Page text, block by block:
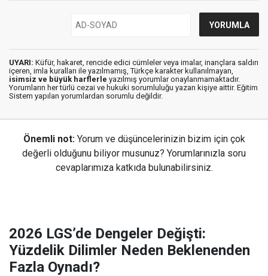
UYARI: Küfür, hakaret, rencide edici cümleler veya imalar, inançlara saldırı
içeren, imla kuralları ile yazılmamış, Türkçe karakter kullanılmayan,
isimsiz ve büyük harflerle yazılmış yorumlar onaylanmamaktadır.
Yorumların her türlü cezai ve hukuki sorumluluğu yazan kişiye aittir. Eğitim
Sistem yapılan yorumlardan sorumlu değildir.
Önemli not: Yorum ve düşüncelerinizin bizim için çok
değerli olduğunu biliyor musunuz? Yorumlarınızla soru
cevaplarımıza katkıda bulunabilirsiniz.
2026 LGS’de Dengeler Değişti:
Yüzdelik Dilimler Neden Beklenenden
Fazla Oynadı?